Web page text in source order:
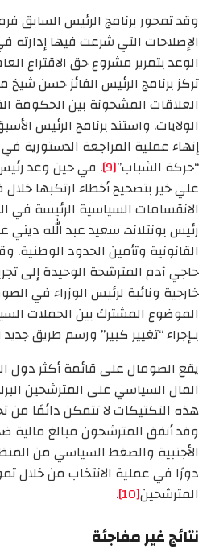
وقد تمحور برنامج الرئيس السابق
الوعد بتمرير مشروع حق الاقتراع
تركز برنامج الرئيس الفائز حسن
العلاقات المشحونة بين الحكومة
الولايات. واستند برنامج الرئيس
إنهاء عملية المراجعة
“حركة الشباب”[9] . في حين وعد
علي خير بتصحيح أخطاء ارتكبها خلال
الانقسامات السياسية الرئيسة في
رئيس بونتلاند، سعيد عبد الله
القانونية وتأمين الحدود
حاجي آدم المترشحة الوحيدة إلى
خارجية ونائبة لرئيس الوزراء في
الموضوع المشترك بين الحملات
بـإجراء “تغيير كبير” ورسم طريق
يقع الصومال على قائمة أكثر دول
المال السياسي على المترشحين
هذه التكتيكات لا تتمكن دائمًا من
وقد أنفق المترشحون مبالغ مالية
الأجنبية والضغط السياسي من
دورًا في عملية الانتخاب من خلال
المترشحين[10]
.
نتائج غير مفاجئة